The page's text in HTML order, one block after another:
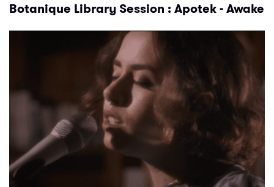
Botanique Library Session : Apotek - Awake